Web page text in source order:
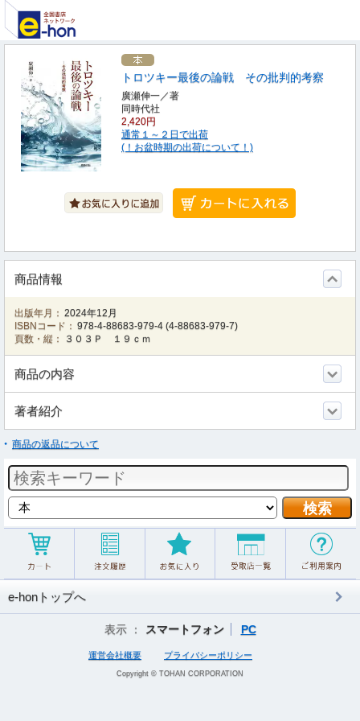
トロツキー最後の論戦 その批判的考察
廣瀬伸一／著
同時代社
2,420円
通常１～２日で出荷
(！お盆時期の出荷について！)
商品情報
出版年月： 2024年12月
ISBNコード： 978-4-88683-979-4 (4-88683-979-7)
頁数・縦：
３０３Ｐ １９ｃｍ
商品の内容
著者紹介
商品の返品について
e-honトップへ
表示 ： スマートフォン PC
運営会社概要 プライバシーポリシー
Copyright © TOHAN CORPORATION